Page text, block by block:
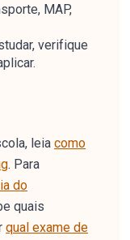
MAP,
verifique
leia como
. Para
do
quais
qual exame de